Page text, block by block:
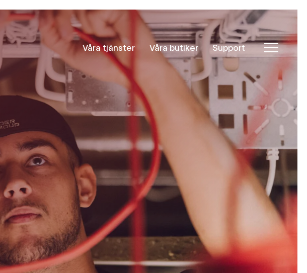
Våra tjänster Våra butiker Support